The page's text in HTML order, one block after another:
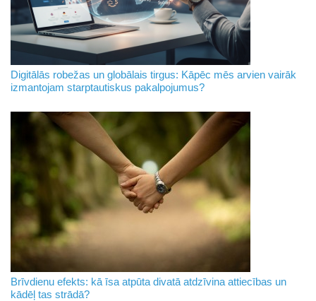
Digitālās robežas un globālais tirgus: Kāpēc mēs arvien vairāk
izmantojam starptautiskus pakalpojumus?
Brīvdienu efekts: kā īsa atpūta divatā atdzīvina attiecības un
kādēļ tas strādā?